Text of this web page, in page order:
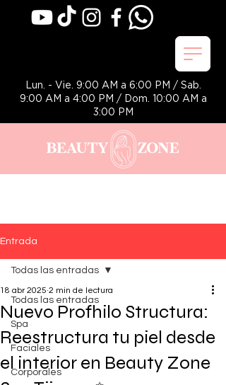
Lun. - Vie. 9:00 AM a 6:00 PM / Sab.
9:00 AM a 4:00 PM / Dom. 10:00 AM a
3:00 PM
Entrada
Todas las entradas
Spa
Faciales
Corporales
Todas las entradas
Nuevo Profhilo Structura:
Reestructura tu piel desde
el interior en Beauty Zone
18 abr 2025 2 min de lectura